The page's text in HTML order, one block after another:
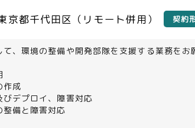
京都千代田区（リモート併用） 契約
、環境の整備や開発部隊を支援する業務をお
作成
びデプロイ、障害対応
整備と障害対応